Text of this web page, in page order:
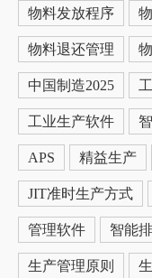
物料发放程序
物料退还管理
中国制造2025
工业生产软件
APS 精益生产
JIT准时生产方式
管理软件 智能
生产管理原则